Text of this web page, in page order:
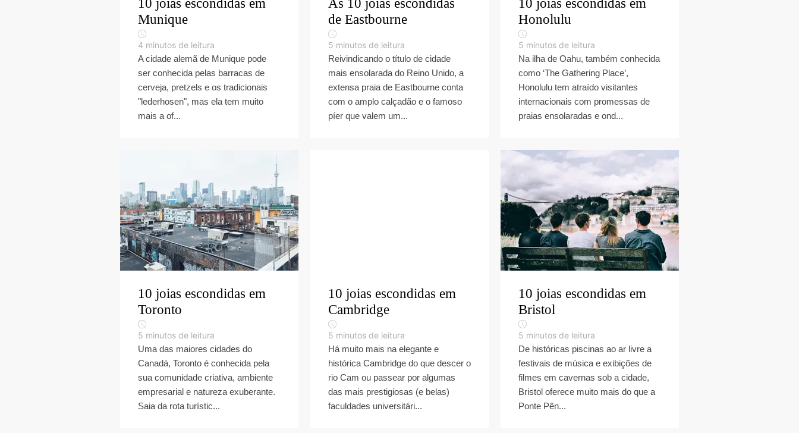
10 joias escondidas em
Munique
4 minutos de leitura
A cidade alemã de Munique pode
ser conhecida pelas barracas de
cerveja, pretzels e os tradicionais
"lederhosen", mas ela tem muito
mais a of...
As 10 joias escondidas
de Eastbourne
5 minutos de leitura
Reivindicando o título de cidade
mais ensolarada do Reino Unido, a
extensa praia de Eastbourne conta
com o amplo calçadão e o famoso
píer que valem um...
10 joias escondidas em
Honolulu
5 minutos de leitura
Na ilha de Oahu, também conhecida
como ‘The Gathering Place’,
Honolulu tem atraído visitantes
internacionais com promessas de
praias ensolaradas e ond...
10 joias escondidas em
Toronto
5 minutos de leitura
Uma das maiores cidades do
Canadá, Toronto é conhecida pela
sua comunidade criativa, ambiente
empresarial e natureza exuberante.
Saia da rota turístic...
10 joias escondidas em
Cambridge
5 minutos de leitura
Há muito mais na elegante e
histórica Cambridge do que descer o
rio Cam ou passear por algumas
das mais prestigiosas (e belas)
faculdades universitári...
10 joias escondidas em
Bristol
5 minutos de leitura
De históricas piscinas ao ar livre a
festivais de música e exibições de
filmes em cavernas sob a cidade,
Bristol oferece muito mais do que a
Ponte Pên...